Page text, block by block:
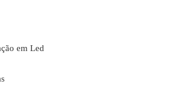
em Led